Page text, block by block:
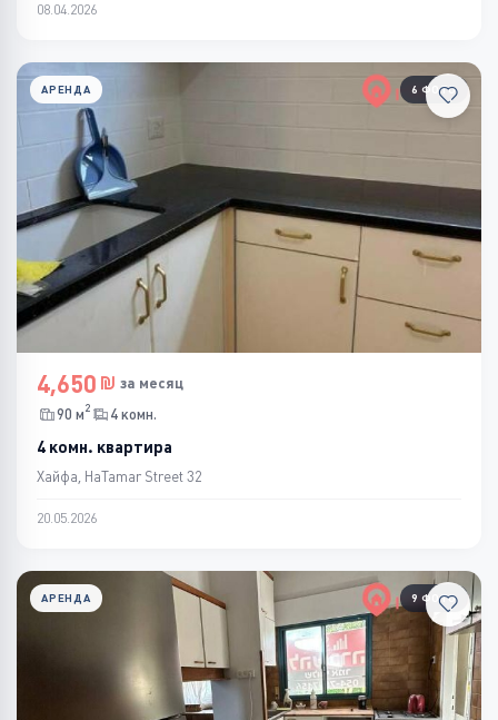
08.04.2026
6 ФОТО
АРЕНДА
4,650
за месяц
90 м2 4 комн.
4 комн. квартира
Хайфа, HaTamar Street 32
20.05.2026
9 ФОТО
АРЕНДА